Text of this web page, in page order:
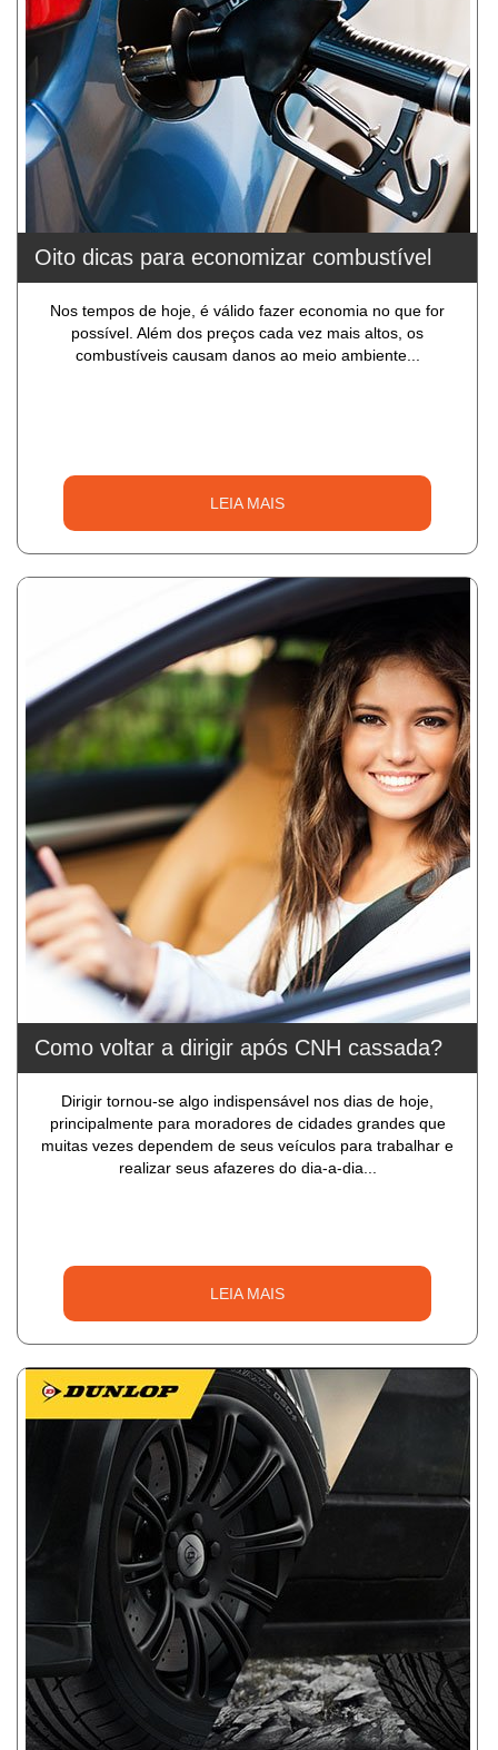
Oito dicas para economizar combustível
Nos tempos de hoje, é válido fazer economia no que for
possível. Além dos preços cada vez mais altos, os
combustíveis causam danos ao meio ambiente...
LEIA MAIS
Como voltar a dirigir após CNH cassada?
Dirigir tornou-se algo indispensável nos dias de hoje,
principalmente para moradores de cidades grandes que
muitas vezes dependem de seus veículos para trabalhar e
realizar seus afazeres do dia-a-dia...
LEIA MAIS